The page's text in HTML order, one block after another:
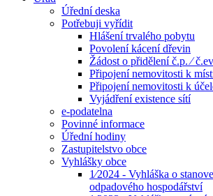
Úřední deska
Potřebuji vyřídit
Hlášení trvalého pobytu
Povolení kácení dřevin
Žádost o přidělení č.p. ⁄
Připojení nemovitosti k
Připojení nemovitosti k
Vyjádření existence sítí
e-podatelna
Povinné informace
Úřední hodiny
Zastupitelstvo obce
Vyhlášky obce
1⁄2024 - Vyhláška o
odpadového hospodářství